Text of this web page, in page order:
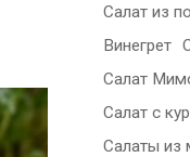
Салат из
Винегрет
Салат
Салат с
Салаты из